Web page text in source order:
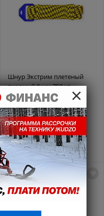
Шнур Экстрим плетеный
якорный 8 мм 750 кг
1 200 ₽ ×